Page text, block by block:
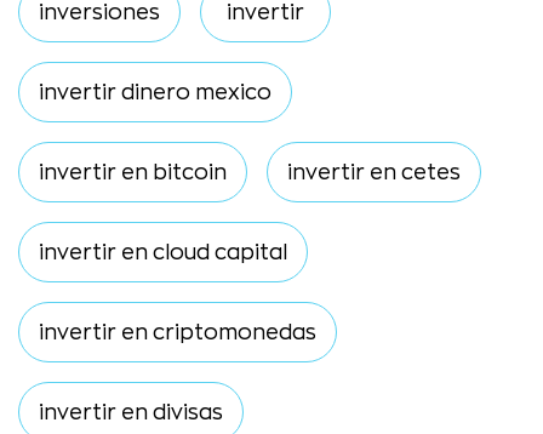
inversiones invertir
invertir dinero mexico
invertir en bitcoin invertir en cetes
invertir en cloud capital
invertir en criptomonedas
invertir en divisas